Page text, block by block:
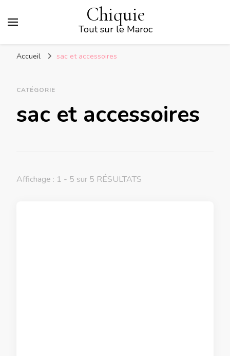
Chiquie
Tout sur le Maroc
Accueil sac et accessoires
CATÉGORIE
sac et accessoires
Affichage : 1 - 5 sur 5 RÉSULTATS